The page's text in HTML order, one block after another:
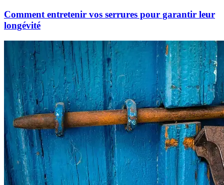
Comment entretenir vos serrures pour garantir leur
longévité